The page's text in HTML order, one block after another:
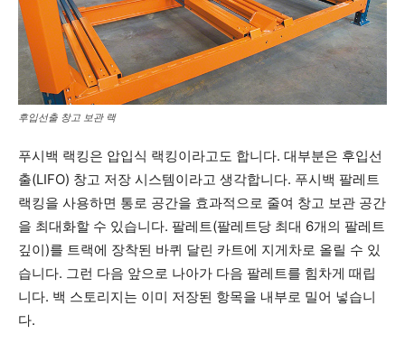
후입선출 창고 보관 랙
푸시백 랙킹은 압입식 랙킹이라고도 합니다. 대부분은 후입선
출(LIFO) 창고 저장 시스템이라고 생각합니다. 푸시백 팔레트
랙킹을 사용하면 통로 공간을 효과적으로 줄여 창고 보관 공간
을 최대화할 수 있습니다. 팔레트(팔레트당 최대 6개의 팔레트
깊이)를 트랙에 장착된 바퀴 달린 카트에 지게차로 올릴 수 있
습니다. 그런 다음 앞으로 나아가 다음 팔레트를 힘차게 때립
니다. 백 스토리지는 이미 저장된 항목을 내부로 밀어 넣습니
다.